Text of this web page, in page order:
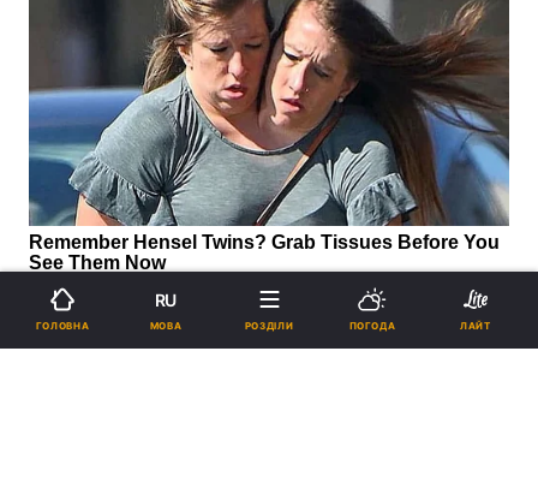
ГОЛОВНА
RU
МОВА РОЗДІЛИ ПОГОДА ЛАЙТ